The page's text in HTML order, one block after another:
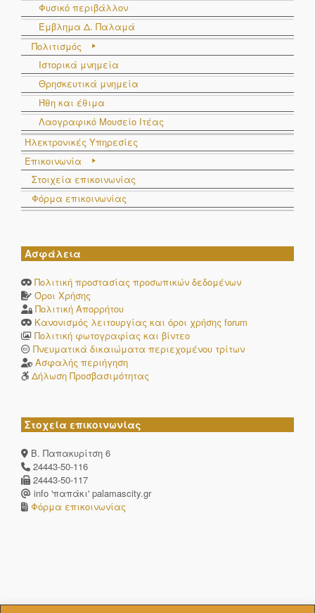
Φυσικό περιβάλλον
Έμβλημα Δ. Παλαμά
Πολιτισμός
Ιστορικά μνημεία
Θρησκευτικά μνημεία
Ήθη και έθιμα
Λαογραφικό Μουσείο Ιτέας
Ηλεκτρονικές Υπηρεσίες
Επικοινωνία
Στοιχεία επικοινωνίας
Φόρμα επικοινωνίας
Ασφάλεια
Πολιτική προστασίας προσωπικών δεδομένων
Όροι Χρήσης
Πολιτική Απορρήτου
Κανονισμός λειτουργίας και όροι χρήσης forum
Πολιτική φωτογραφίας και βίντεο
Πνευματικά δικαιώματα περιεχομένου τρίτων
Ασφαλής περιήγηση
Δήλωση Προσβασιμότητας
Στοχεία επικοινωνίας
Β. Παπακυρίτση 6
24443-50-116
24443-50-117
info 'παπάκι' palamascity.gr
Φόρμα επικοινωνίας